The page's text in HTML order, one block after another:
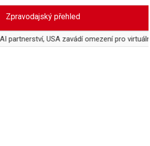
Zpravodajský přehled
USA zavádí omezení pro virtuální vztahy